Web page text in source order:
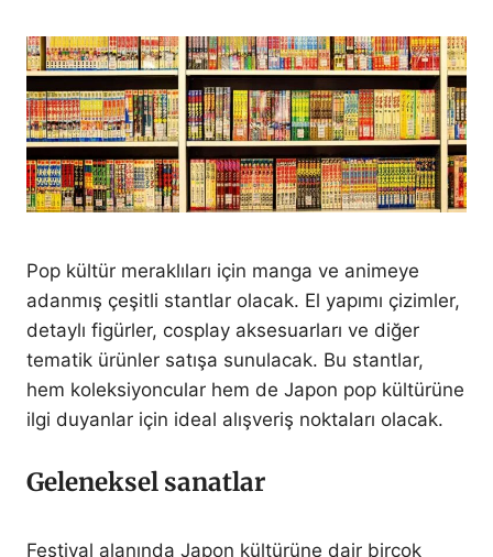
Pop kültür meraklıları için manga ve animeye
adanmış çeşitli stantlar olacak. El yapımı çizimler,
detaylı figürler, cosplay aksesuarları ve diğer
tematik ürünler satışa sunulacak. Bu stantlar,
hem koleksiyoncular hem de Japon pop kültürüne
ilgi duyanlar için ideal alışveriş noktaları olacak.
Geleneksel sanatlar
Festival alanında Japon kültürüne dair birçok